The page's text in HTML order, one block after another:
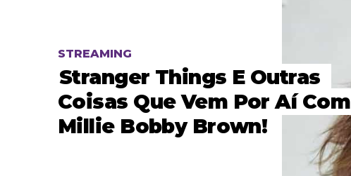
STREAMING
Stranger Things E Outras
Coisas Que Vem Por Aí Com
Millie Bobby Brown!